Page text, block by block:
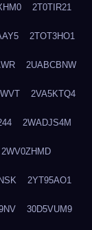
2T0TIR21
2TOT3HO1
2UABCBNW
2VA5KTQ4
2WADJS4M
2WV0ZHMD
2YT95AO1
30D5VUM9